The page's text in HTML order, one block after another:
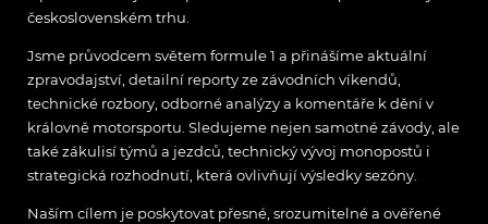
československém trhu.
Jsme průvodcem světem formule 1 a přinášíme aktuální
zpravodajství, detailní reporty ze závodních víkendů,
technické rozbory, odborné analýzy a komentáře k dění v
královně motorsportu. Sledujeme nejen samotné závody, ale
také zákulisí týmů a jezdců, technický vývoj monopostů i
strategická rozhodnutí, která ovlivňují výsledky sezóny.
Naším cílem je poskytovat přesné, srozumitelné a ověřené